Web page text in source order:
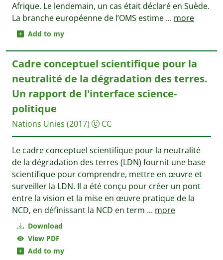
Add to my
Afrique. Le lendemain, un cas était déclaré en Suède.
La branche européenne de l’OMS estime ... more
Download
View PDF
Add to my
Cadre conceptuel scientifique pour la
neutralité de la dégradation des terres.
Un rapport de l'interface science-
politique
Nations Unies (2017) CC
Le cadre conceptuel scientifique pour la neutralité
de la dégradation des terres (LDN) fournit une base
scientifique pour comprendre, mettre en œuvre et
surveiller la LDN. Il a été conçu pour créer un pont
entre la vision et la mise en œuvre pratique de la
NCD, en définissant la NCD en term ... more